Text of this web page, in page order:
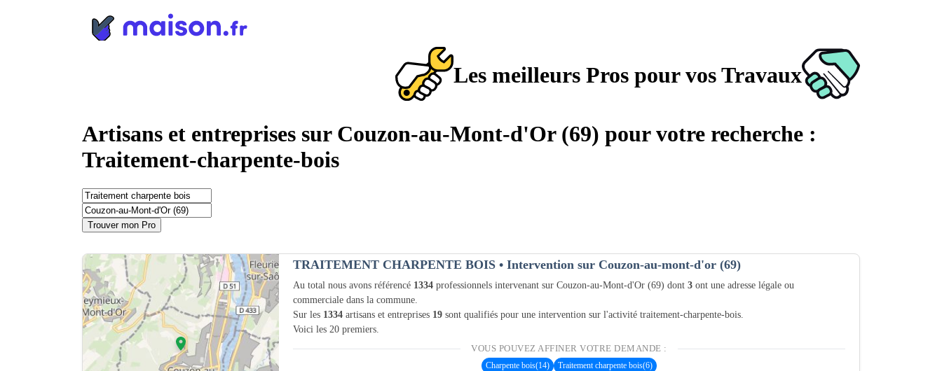
Les meilleurs Pros pour vos Travaux
Artisans et entreprises sur Couzon-au-Mont-d'Or (69) pour votre recherche :
Traitement-charpente-bois
Trouver mon Pro
TRAITEMENT CHARPENTE BOIS • Intervention sur Couzon-au-mont-d'or (69)
Au total nous avons référencé 1334 professionnels intervenant sur Couzon-au-Mont-d'Or (69) dont 3 ont une adresse légale ou
commerciale dans la commune.
Sur les 1334 artisans et entreprises 19 sont qualifiés pour une intervention sur l'activité traitement-charpente-bois.
Voici les 20 premiers.
VOUS POUVEZ AFFINER VOTRE DEMANDE :
Charpente bois(14) Traitement charpente bois(6)